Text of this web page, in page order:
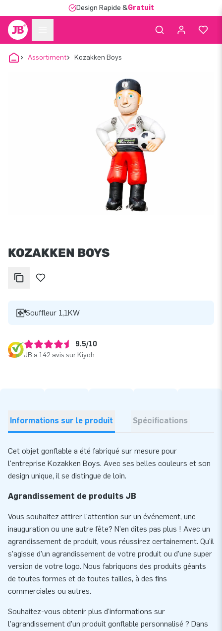
Design Rapide &Gratuit
Assortiment Kozakken Boys
KOZAKKEN BOYS
Souffleur 1,1KW
9.5/10
JB a 142 avis sur Kiyoh
Informations sur le produit Spécifications
Cet objet gonflable a été fabriqué sur mesure pour
l'entreprise Kozakken Boys. Avec ses belles couleurs et son
design unique, il se distingue de loin.
Agrandissement de produits JB
Vous souhaitez attirer l'attention sur un événement, une
inauguration ou une autre fête? N'en dites pas plus ! Avec un
agrandissement de produit, vous réussirez certainement. Qu'il
s'agisse d'un agrandissement de votre produit ou d'une super
version de votre logo. Nous fabriquons des produits géants
de toutes formes et de toutes tailles, à des fins
commerciales ou autres.
Souhaitez-vous obtenir plus d'informations sur
l'agrandissement d'un produit gonflable personnalisé ? Dans